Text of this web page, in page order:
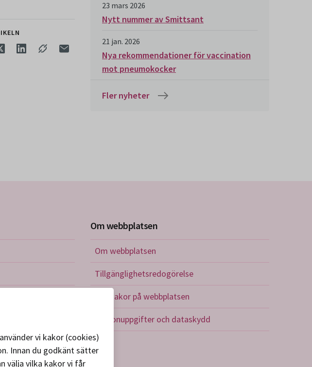
23 mars 2026
Nytt nummer av Smittsant
21 jan. 2026
Nya rekommendationer för vaccination
mot pneumokocker
Fler nyheter
Om webbplatsen
Om webbplatsen
Tillgänglighetsredogörelse
Om kakor på webbplatsen
Personuppgifter och dataskydd
kakor
vi kakor (cookies)
Innan du godkänt sätter
välja vilka kakor vi får